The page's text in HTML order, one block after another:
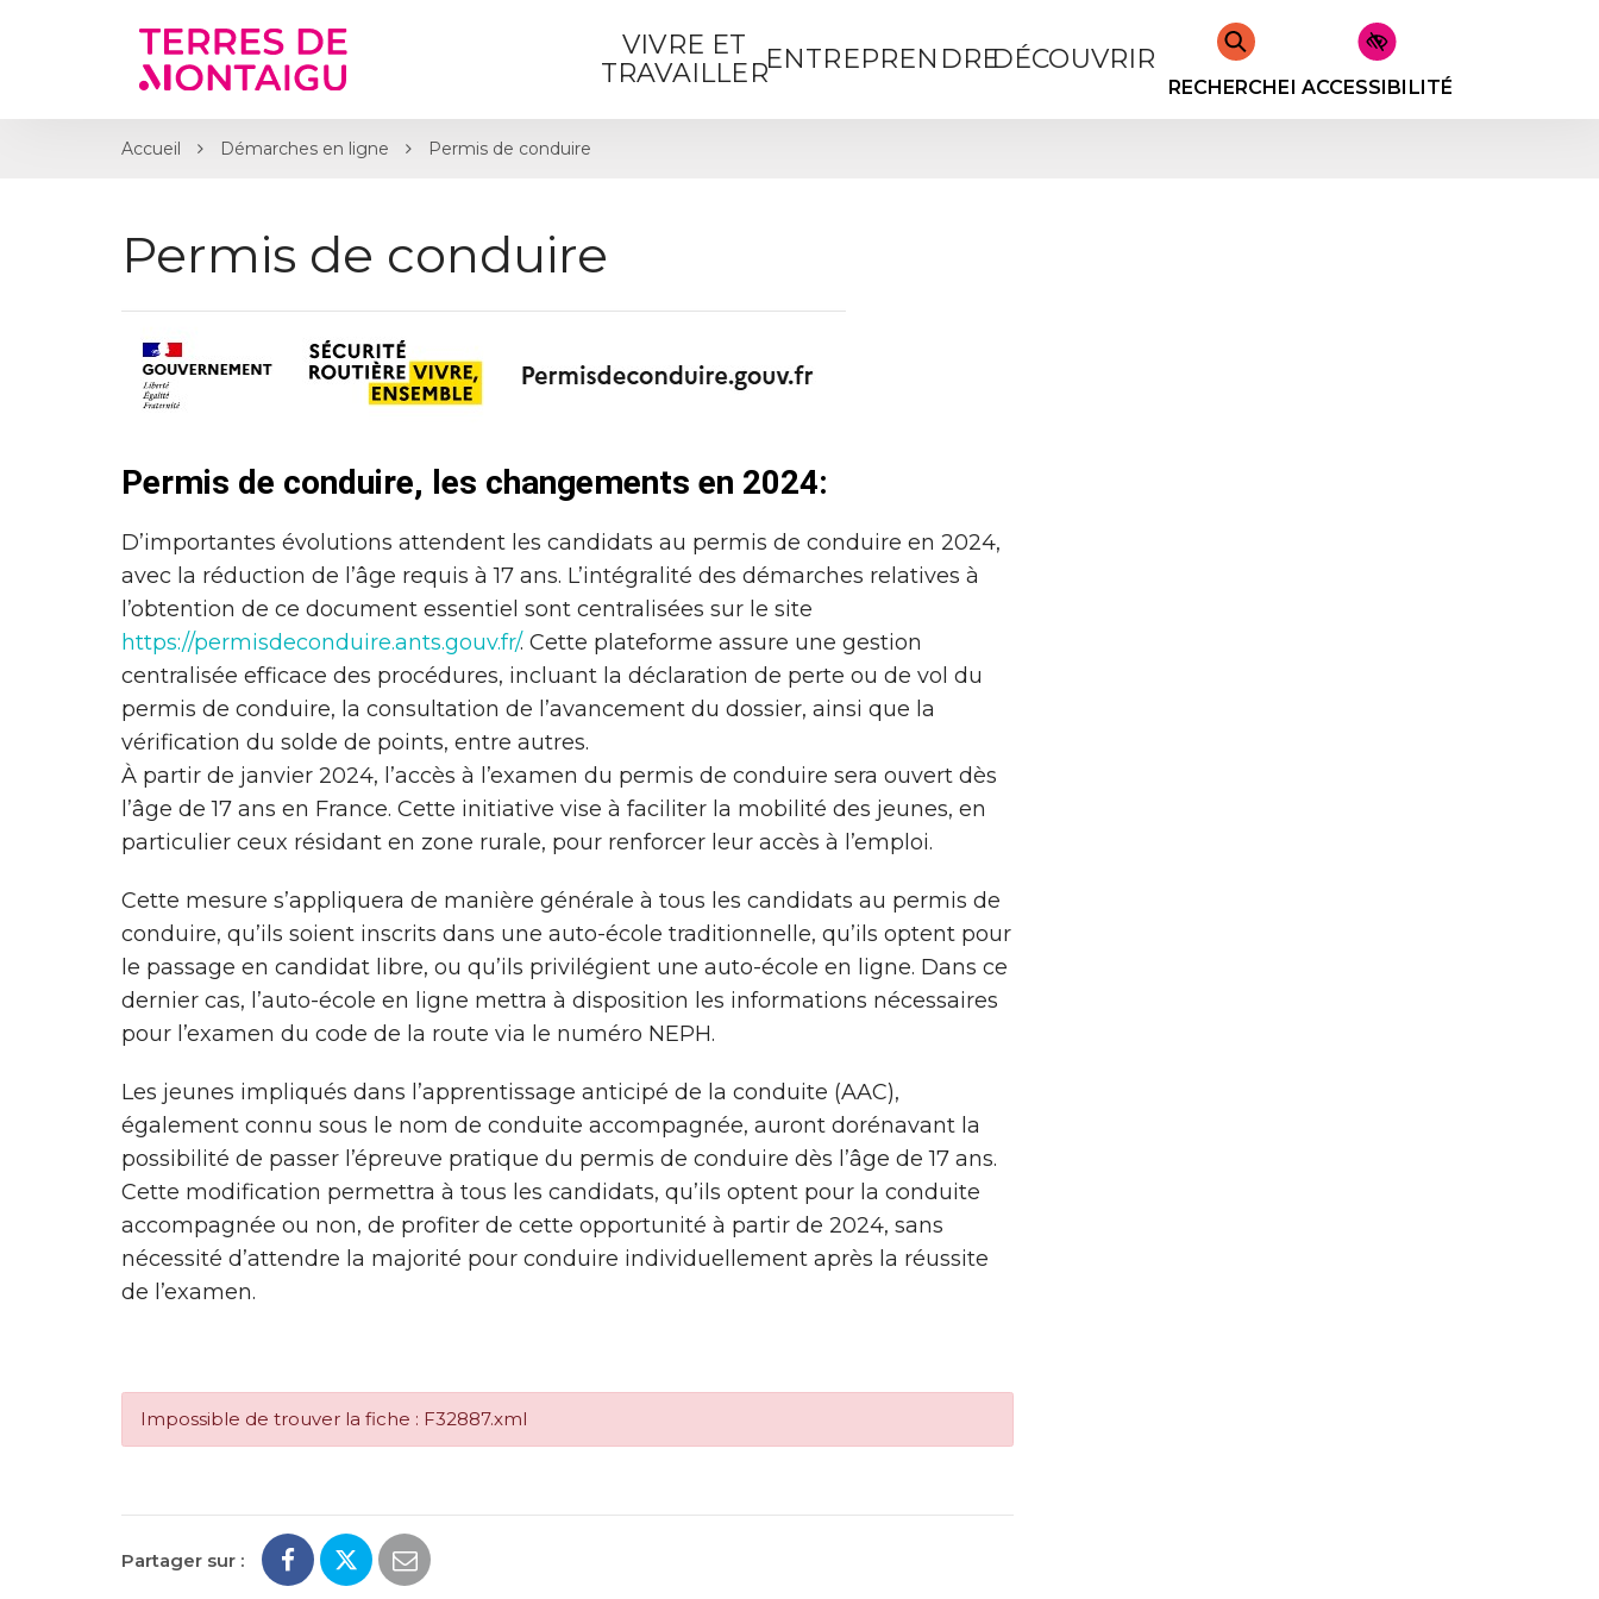
VIVRE ET
TRAVAILLERENTREPRENDREDÉCOUVRIR
RECHERCHERACCESSIBILITÉ
Accueil Démarches en ligne Permis de conduire
Permis de conduire
Permis de conduire, les changements en 2024:
D’importantes évolutions attendent les candidats au permis de conduire en 2024,
avec la réduction de l’âge requis à 17 ans. L’intégralité des démarches relatives à
l’obtention de ce document essentiel sont centralisées sur le site
https://permisdeconduire.ants.gouv.fr/. Cette plateforme assure une gestion
centralisée efficace des procédures, incluant la déclaration de perte ou de vol du
permis de conduire, la consultation de l’avancement du dossier, ainsi que la
vérification du solde de points, entre autres.
À partir de janvier 2024, l’accès à l’examen du permis de conduire sera ouvert dès
l’âge de 17 ans en France. Cette initiative vise à faciliter la mobilité des jeunes, en
particulier ceux résidant en zone rurale, pour renforcer leur accès à l’emploi.
Cette mesure s’appliquera de manière générale à tous les candidats au permis de
conduire, qu’ils soient inscrits dans une auto-école traditionnelle, qu’ils optent pour
le passage en candidat libre, ou qu’ils privilégient une auto-école en ligne. Dans ce
dernier cas, l’auto-école en ligne mettra à disposition les informations nécessaires
pour l’examen du code de la route via le numéro NEPH.
Les jeunes impliqués dans l’apprentissage anticipé de la conduite (AAC),
également connu sous le nom de conduite accompagnée, auront dorénavant la
possibilité de passer l’épreuve pratique du permis de conduire dès l’âge de 17 ans.
Cette modification permettra à tous les candidats, qu’ils optent pour la conduite
accompagnée ou non, de profiter de cette opportunité à partir de 2024, sans
nécessité d’attendre la majorité pour conduire individuellement après la réussite
de l’examen.
Impossible de trouver la fiche : F32887.xml
Partager sur :